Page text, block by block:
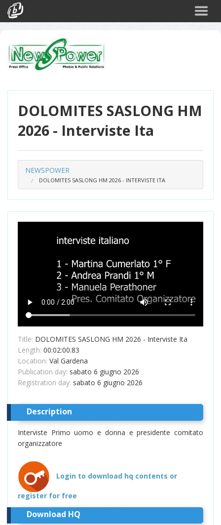
Eventi
Login
DOLOMITES SASLONG HM
2026 - Interviste Ita
NEWSPOWER
DOLOMITES SASLONG HM 2026 - INTERVISTE ITA
Title: DOLOMITES SASLONG HM 2026 - Interviste Ita
Length: 00:02:00.83
Location: Val Gardena
Publication day: sabato 6 giugno 2026
Registration day: sabato 6 giugno 2026
Description
Interviste Primo uomo e donna e presidente comitato
organizzatore
Login to download hq contents or
register for free
Download HQ